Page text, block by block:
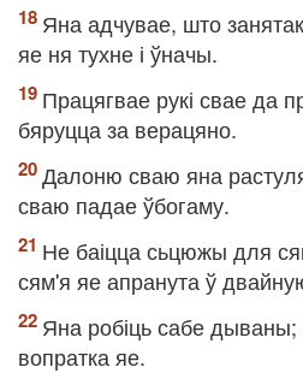
Яна адчувае, што
яе ня тухне і ўначы.
Працягвае рукі свае да
бяруцца за верацяно.
Далоню сваю яна
сваю падае ўбогаму.
Не баіцца сьцюжы для
сям'я яе апранута ў
Яна робіць сабе дываны;
вопратка яе.